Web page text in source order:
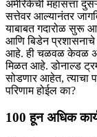
अमेरिकेची महासत्ता
सत्तेवर आल्यानंतर
याबाबत गदारोळ सुरू
आणि बिडेन
आहे. ही चळवळ केवळ
मिळत आहे. डोनाल्ड
सोडणार आहेत, त्याचा
परिणाम होईल का?
100 हून अधिक